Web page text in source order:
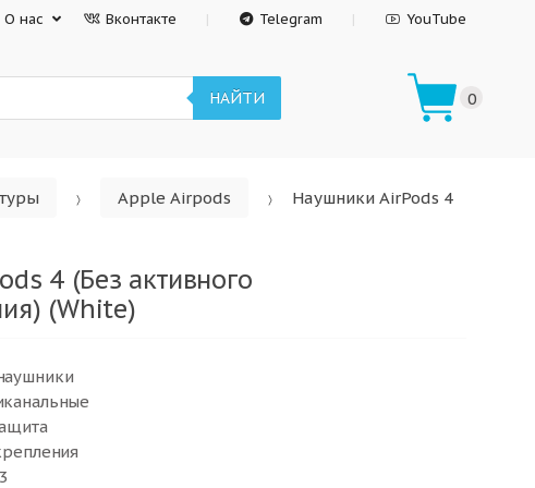
О нас Вконтакте Telegram YouTube
НАЙТИ 0
Apple Airpods
Наушники AirPods 4
4 (Без активного
(White)